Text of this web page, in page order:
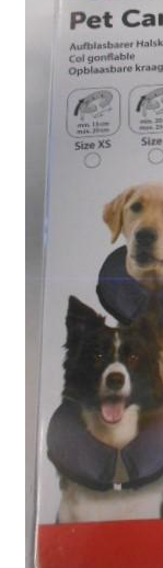
Tietosuojaseloste
Toimitusehdot
Uutisia